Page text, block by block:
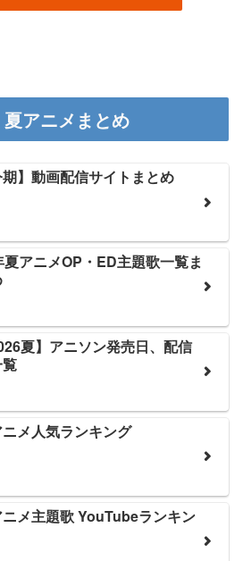
アニメまとめ
期】動画配信サイトまとめ
夏アニメOP・ED主題歌一覧ま
夏】アニソン発売日、配信
メ人気ランキング
メ主題歌 YouTubeランキン